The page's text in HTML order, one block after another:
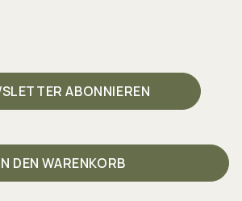
DEN WARENKORB